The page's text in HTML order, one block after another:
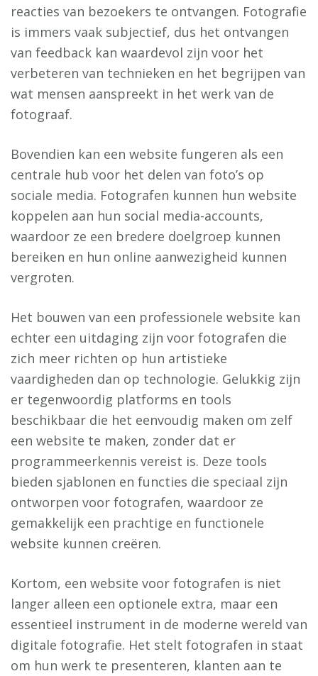
reacties van bezoekers te ontvangen. Fotografie
is immers vaak subjectief, dus het ontvangen
van feedback kan waardevol zijn voor het
verbeteren van technieken en het begrijpen van
wat mensen aanspreekt in het werk van de
fotograaf.
Bovendien kan een website fungeren als een
centrale hub voor het delen van foto’s op
sociale media. Fotografen kunnen hun website
koppelen aan hun social media-accounts,
waardoor ze een bredere doelgroep kunnen
bereiken en hun online aanwezigheid kunnen
vergroten.
Het bouwen van een professionele website kan
echter een uitdaging zijn voor fotografen die
zich meer richten op hun artistieke
vaardigheden dan op technologie. Gelukkig zijn
er tegenwoordig platforms en tools
beschikbaar die het eenvoudig maken om zelf
een website te maken, zonder dat er
programmeerkennis vereist is. Deze tools
bieden sjablonen en functies die speciaal zijn
ontworpen voor fotografen, waardoor ze
gemakkelijk een prachtige en functionele
website kunnen creëren.
Kortom, een website voor fotografen is niet
langer alleen een optionele extra, maar een
essentieel instrument in de moderne wereld van
digitale fotografie. Het stelt fotografen in staat
om hun werk te presenteren, klanten aan te